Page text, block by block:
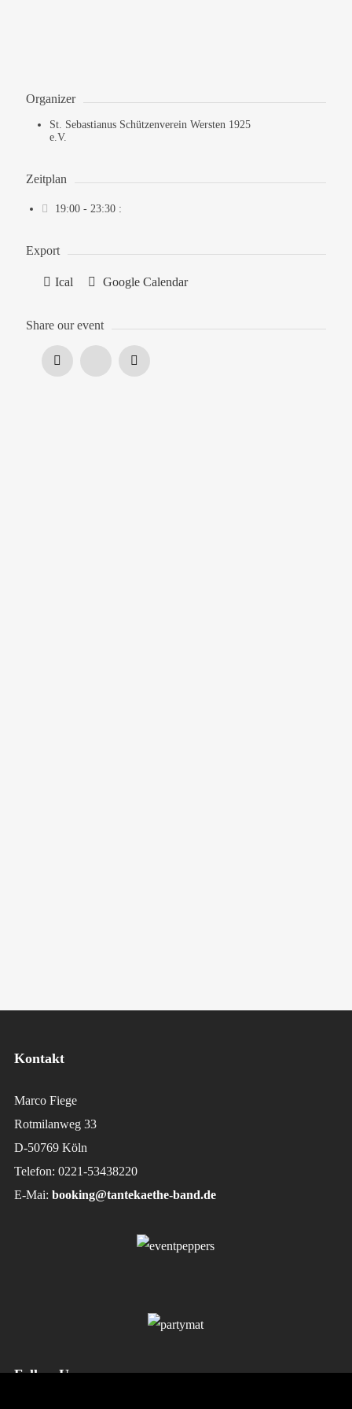
Organizer
St. Sebastianus Schützenverein Wersten 1925
e.V.
Zeitplan
19:00 - 23:30:
Export
Ical Google Calendar
Share our event
Kontakt
Marco Fiege
Rotmilanweg 33
D-50769 Köln
Telefon: 0221-53438220
E-Mai: booking@tantekaethe-band.de
Follow Us